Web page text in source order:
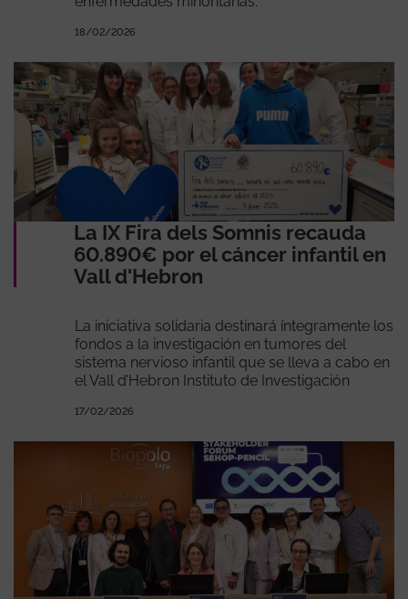
18/02/2026
La IX Fira dels Somnis recauda
60.890€ por el cáncer infantil en
Vall d'Hebron
La iniciativa solidaria destinará íntegramente los
fondos a la investigación en tumores del
sistema nervioso infantil que se lleva a cabo en
el Vall d’Hebron Instituto de Investigación
17/02/2026